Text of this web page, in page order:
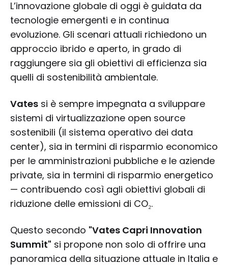
L’innovazione globale di oggi è guidata da
tecnologie emergenti e in continua
evoluzione. Gli scenari attuali richiedono un
approccio ibrido e aperto, in grado di
raggiungere sia gli obiettivi di efficienza sia
quelli di sostenibilità ambientale.
Vates si è sempre impegnata a sviluppare
sistemi di virtualizzazione open source
sostenibili (il sistema operativo dei data
center), sia in termini di risparmio economico
per le amministrazioni pubbliche e le aziende
private, sia in termini di risparmio energetico
— contribuendo così agli obiettivi globali di
riduzione delle emissioni di CO₂.
Questo secondo "Vates Capri Innovation
Summit" si propone non solo di offrire una
panoramica della situazione attuale in Italia e